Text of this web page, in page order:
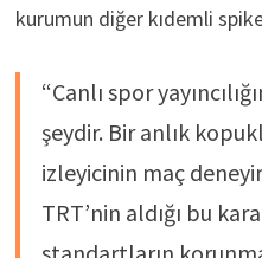
kurumun diğer kıdemli
“Canlı spor
şeydir. Bir anlık
izleyicinin maç
TRT’nin aldığı bu